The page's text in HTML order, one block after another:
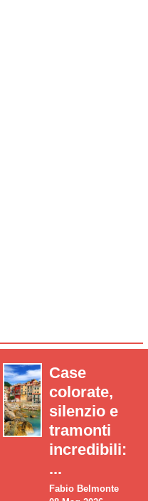
Case
colorate,
silenzio e
tramonti
incredibili:
...
Fabio Belmonte